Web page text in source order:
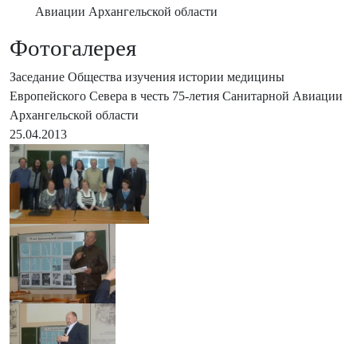
Авиации Архангельской области
Фотогалерея
Заседание Общества изучения истории медицины
Европейского Севера в честь 75-летия Санитарной Авиации
Архангельской области
25.04.2013